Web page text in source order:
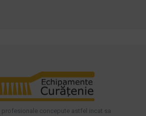
profesionale concepute astfel incat sa